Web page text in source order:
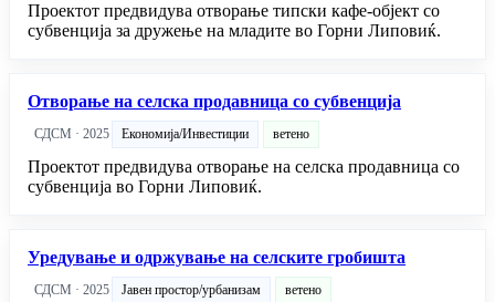
Проектот предвидува отворање типски кафе-објект со
субвенција за дружење на младите во Горни Липовиќ.
Отворање на селска продавница со субвенција
СДСМ · 2025 Економија/Инвестиции ветено
Проектот предвидува отворање на селска продавница со
субвенција во Горни Липовиќ.
Уредување и одржување на селските гробишта
СДСМ · 2025 Јавен простор/урбанизам ветено